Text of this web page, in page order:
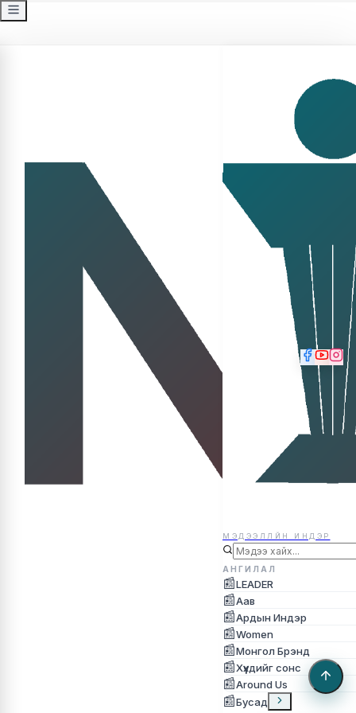
МЭДЭЭЛЛЙН ИНДЭР
АНГИЛАЛ
📰LEADER
📰Аав
📰Ардын Индэр
📰Women
📰Монгол Брэнд
📰Хүүхдийг сонс
📰Around Us
📰Бусад